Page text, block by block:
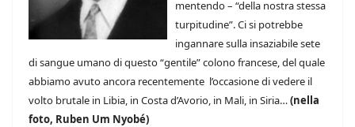
mentendo – “della nostra stessa
turpitudine”. Ci si potrebbe
ingannare sulla insaziabile sete
di sangue umano di questo “gentile” colono francese, del quale
abbiamo avuto ancora recentemente l’occasione di vedere il
volto brutale in Libia, in Costa d’Avorio, in Mali, in Siria…(nella
foto, Ruben Um Nyobé)